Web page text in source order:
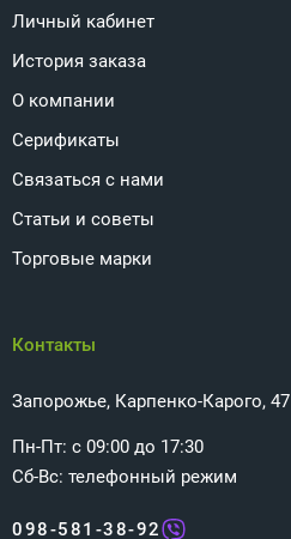
Личный кабинет
История заказа
О компании
Серификаты
Связаться с нами
Статьи и советы
Торговые марки
Контакты
Запорожье, Карпенко-Карого, 47
Пн-Пт: с 09:00 до 17:30
Сб-Вс: телефонный режим
098-581-38-92